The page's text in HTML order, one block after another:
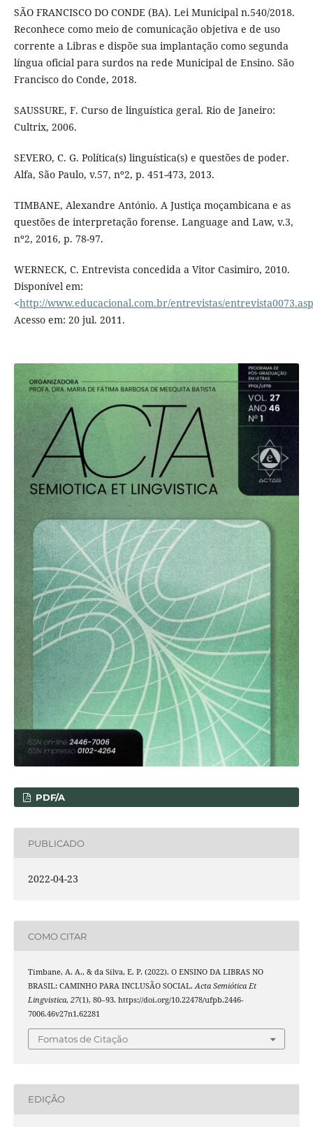
SÃO FRANCISCO DO CONDE (BA). Lei Municipal n.540/2018.
Reconhece como meio de comunicação objetiva e de uso
corrente a Libras e dispõe sua implantação como segunda
língua oficial para surdos na rede Municipal de Ensino. São
Francisco do Conde, 2018.
SAUSSURE, F. Curso de linguística geral. Rio de Janeiro:
Cultrix, 2006.
SEVERO, C. G. Política(s) linguística(s) e questões de poder.
Alfa, São Paulo, v.57, nº2, p. 451-473, 2013.
TIMBANE, Alexandre António. A Justiça moçambicana e as
questões de interpretação forense. Language and Law, v.3,
nº2, 2016, p. 78-97.
WERNECK, C. Entrevista concedida a Vitor Casimiro, 2010.
Disponível em:
<http://www.educacional.com.br/entrevistas/entrevista0073.asp
Acesso em: 20 jul. 2011.
PDF/A
PUBLICADO
2022-04-23
COMO CITAR
Timbane, A. A., & da Silva, E. P. (2022). O ENSINO DA LIBRAS NO
BRASIL: CAMINHO PARA INCLUSÃO SOCIAL.Acta Semiótica Et
Lingvistica, 27(1), 80–93. https://doi.org/10.22478/ufpb.2446-
7006.46v27n1.62281
Fomatos de Citação
EDIÇÃO